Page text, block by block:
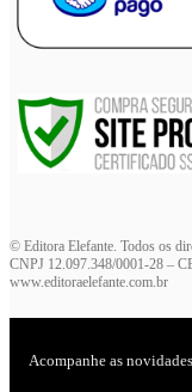
© Editora Elefante. Todos os
CNPJ 12.097.348/0001-28 –
www.editoraelefante.com.br
Acompanhe as